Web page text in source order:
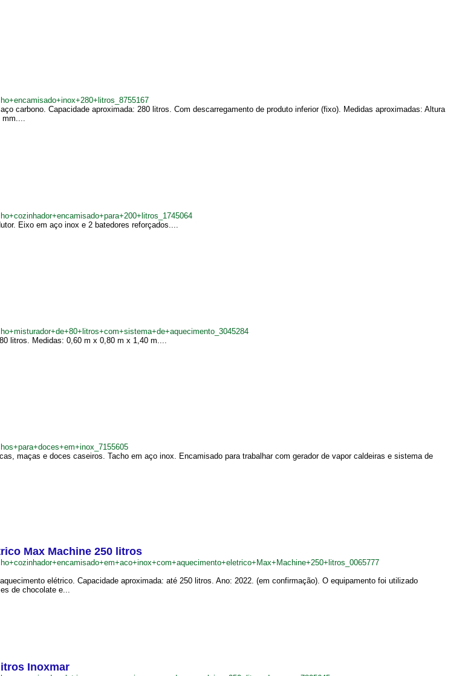
carbono. Capacidade aproximada: 280 litros. Com descarregamento de produto inferior (fixo). Medidas aproximadas: Altura
mm....
Eixo em aço inox e 2 batedores reforçados....
litros. Medidas: 0,60 m x 0,80 m x 1,40 m....
maças e doces caseiros. Tacho em aço inox. Encamisado para trabalhar com gerador de vapor caldeiras e sistema de
Max Machine 250 litros
elétrico. Capacidade aproximada: até 250 litros. Ano: 2022. (em confirmação). O equipamento foi utilizado
de chocolate e...
Inoxmar